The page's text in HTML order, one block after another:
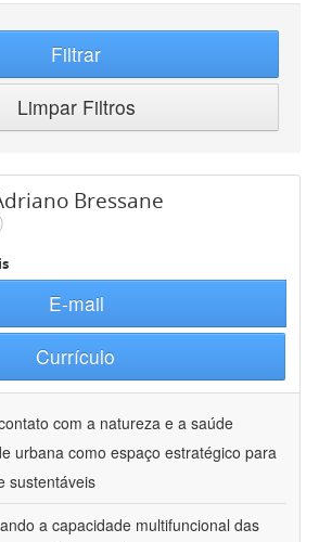
Filtrar
Limpar Filtros
Bressane
E-mail
Currículo
com a natureza e a saúde
urbana como espaço estratégico para
sustentáveis
a capacidade multifuncional das